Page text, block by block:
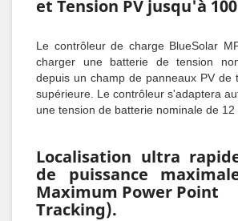
et Tension PV jusqu'à
Le contrôleur de charge BlueSolar
charger une batterie de tension
depuis un champ de panneaux PV de
supérieure. Le contrôleur s'adaptera
une tension de batterie nominale de 12
Localisation ultra
de puissance
Maximum Power Point
Tracking).